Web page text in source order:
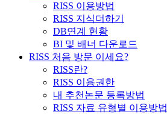
RISS 이용방법
RISS 지식더하기
DB연계 현황
BI 및 배너 다운로드
RISS 처음 방문 이세요?
RISS란?
RISS 이용권한
내 추천논문 등록방법
RISS 자료 유형별 이용방법